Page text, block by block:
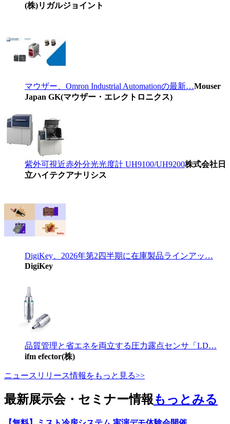
(株)リガルジョイント
マウザー、Omron Industrial Automationの最新…Mouser
Japan GK(マウザー・エレクトロニクス)
紫外可視近赤外分光光度計 UH9100/UH9200株式会社日
立ハイテクアナリシス
DigiKey、2026年第2四半期に在庫製品ラインアッ…
DigiKey
品質管理と省エネを両立する圧力露点センサ「LD…
ifm efector(株)
ニュースリリース情報をもっと見る>>
最新展示会・セミナー情報もっとみる